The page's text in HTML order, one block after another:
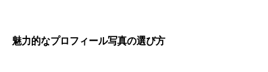
魅力的なプロフィール写真の選び方